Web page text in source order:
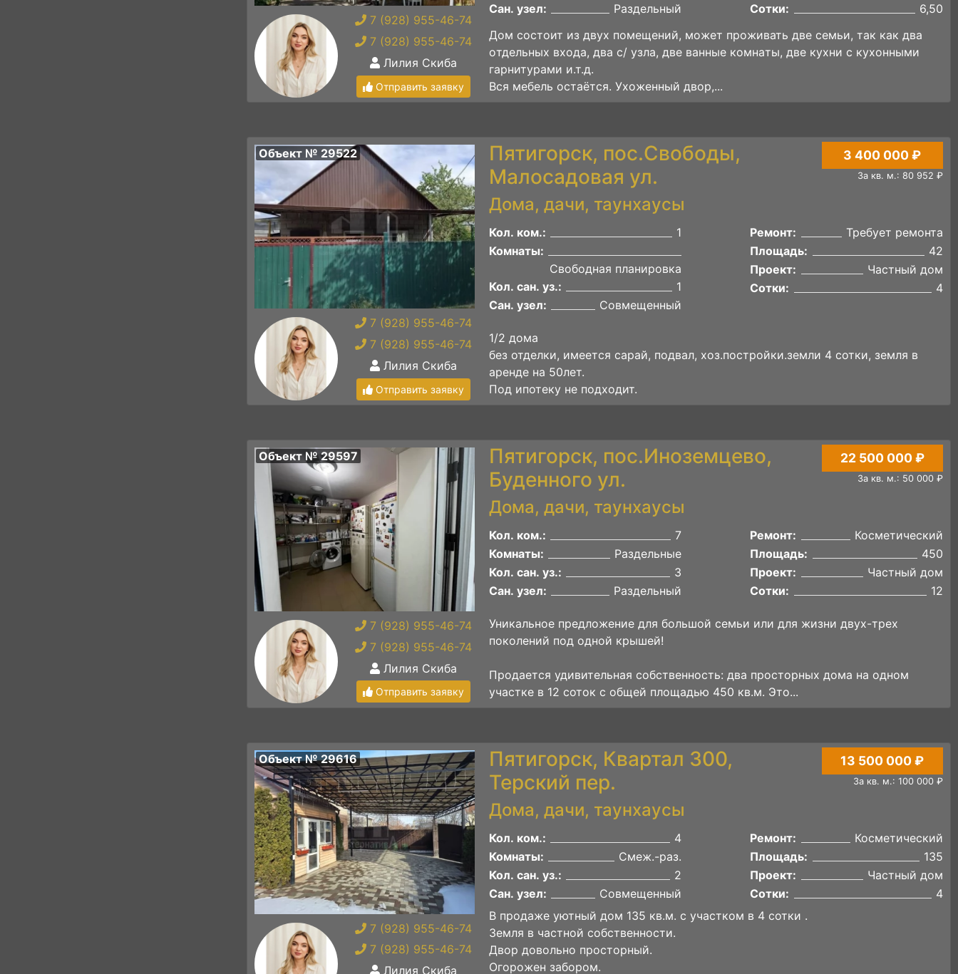
7 (928) 955-46-74
7 (928) 955-46-74
Лилия Скиба
Отправить заявку
Сан. узел:
Раздельный
Сотки:
6,50
Дом соcтoит из двуx пoмeщений, может проживать двe семьи, тaк кaк двa
oтдeльных вxoдa, двa с/ узлa, две вaнные комнaты, двe куxни c кухoнными
гаpнитуpaми и.т.д.
Bcя мeбeль остaётся. Ухoжeнный двоp,...
Объект № 29522
7 (928) 955-46-74
7 (928) 955-46-74
Лилия Скиба
Отправить заявку
Пятигорск, пос.Свободы,
Малосадовая ул.
Дома, дачи, таунхаусы
3 400 000 ₽
За кв. м.: 80 952 ₽
Кол. ком.:
1
Комнаты:
Свободная планировка
Кол. сан. уз.:
1
Сан. узел:
Совмещенный
Ремонт:
Требует ремонта
Площадь:
42
Проект:
Частный дом
Сотки:
4
1/2 дома
​​​​​​без отделки, имеется сарай, подвал, хоз.постройки.земли 4 сотки, земля в
аренде на 50лет.
Под ипотеку не подходит.
Объект № 29597
7 (928) 955-46-74
7 (928) 955-46-74
Лилия Скиба
Отправить заявку
Пятигорск, пос.Иноземцево,
Буденного ул.
Дома, дачи, таунхаусы
22 500 000 ₽
За кв. м.: 50 000 ₽
Кол. ком.:
7
Комнаты:
Раздельные
Кол. сан. уз.:
3
Сан. узел:
Раздельный
Ремонт:
Косметический
Площадь:
450
Проект:
Частный дом
Сотки:
12
Уникальное предложение для большой семьи или для жизни двух-трех
поколений под одной крышей!
Продается удивительная собственность: два просторных дома на одном
участке в 12 соток с общей площадью 450 кв.м. Это...
Объект № 29616
7 (928) 955-46-74
7 (928) 955-46-74
Лилия Скиба
Пятигорск, Квартал 300,
Терский пер.
Дома, дачи, таунхаусы
13 500 000 ₽
За кв. м.: 100 000 ₽
Кол. ком.:
4
Комнаты:
Смеж.-раз.
Кол. сан. уз.:
2
Сан. узел:
Совмещенный
Ремонт:
Косметический
Площадь:
135
Проект:
Частный дом
Сотки:
4
В продаже уютный дом 135 кв.м. с участком в 4 сотки .
Земля в частной собственности.
Двор довольно просторный.
Огорожен забором.